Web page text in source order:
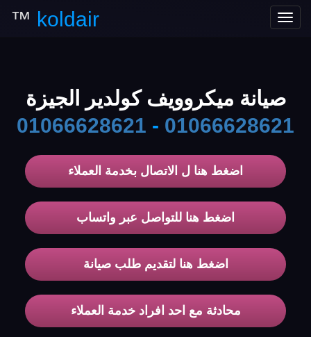
Toggle
koldair
™
صيانة ميكروويف كولدير الجيزة
01066628621
-
01066628621
اضغط هنا ل الاتصال بخدمة العملاء
اضغط هنا للتواصل عبر واتساب
اضغط هنا لتقديم طلب صيانة
محادثة مع احد افراد خدمة العملاء